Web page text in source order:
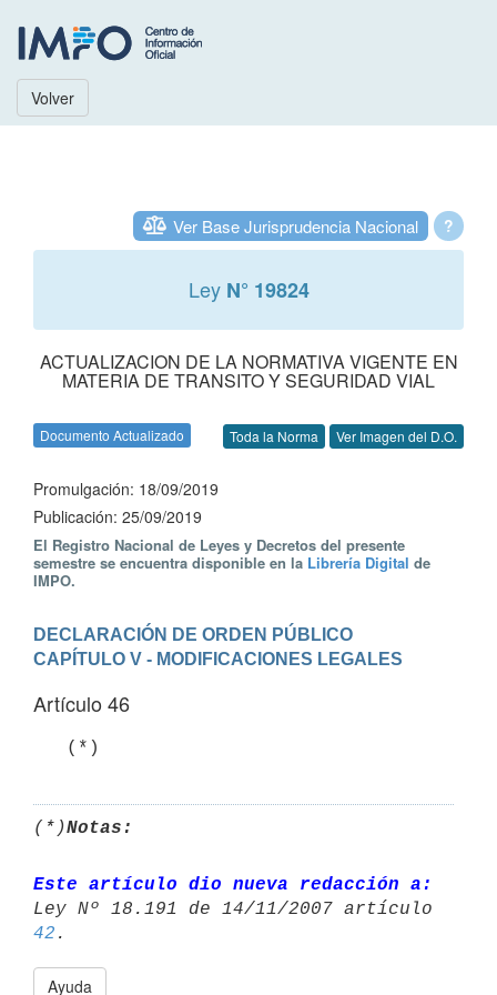
Volver
?
Ver Base Jurisprudencia Nacional
Ley N° 19824
ACTUALIZACION DE LA NORMATIVA VIGENTE EN
MATERIA DE TRANSITO Y SEGURIDAD VIAL
Documento Actualizado Toda la Norma Ver Imagen del D.O.
Promulgación: 18/09/2019
Publicación: 25/09/2019
El Registro Nacional de Leyes y Decretos del presente
semestre se encuentra disponible en la Librería Digital de
IMPO.
DECLARACIÓN DE ORDEN PÚBLICO
CAPÍTULO V - MODIFICACIONES LEGALES
Artículo 46
   (*)
(*)Notas:
Este artículo dio nueva redacción a:
42
Ayuda